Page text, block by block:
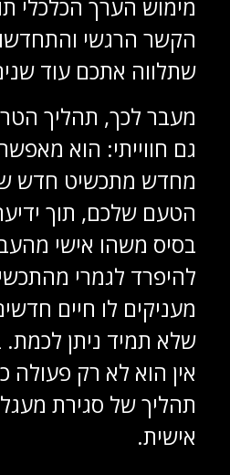
מימוש הערך הכלכלי
הקשר הרגשי
שתלווה אתכם עוד
מעבר לכך, תהליך
גם חווייתי: הוא
מחדש מתכשיט חדש
הטעם שלכם, תוך
בסיס משהו אישי
להיפרד לגמרי
מעניקים לו חיים
שלא תמיד ניתן לכמת.
אין הוא לא רק פעולה
תהליך של סגירת
אישית.